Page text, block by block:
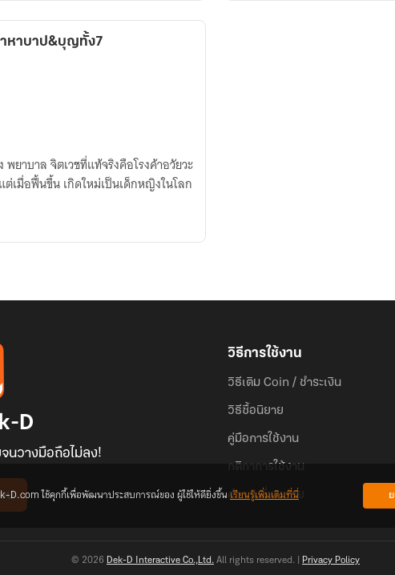
หาบาป&บุญทั้ง7
ยาบาล จิตเวชที่แท้จริงคือโรงค้าอวัยวะ
เมื่อฟื้นขึ้น เกิดใหม่เป็นเด็กหญิงในโลก
D
นวางมือถือไม่ลง!
ป
วิธีการใช้งาน
วิธีเติม Coin / ชำระเงิน
วิธีซื้อนิยาย
คู่มือการใช้งาน
กติกาการใช้งาน
คำถามที่พบบ่อย
© 2026 Dek-D Interactive Co.,Ltd. All rights reserved. | Privacy Policy
D.com ใช้คุกกี้เพื่อพัฒนาประสบการณ์ของ ผู้ใช้ให้ดียิ่งขึ้นเรียนรู้เพิ่มเติมที่นี่